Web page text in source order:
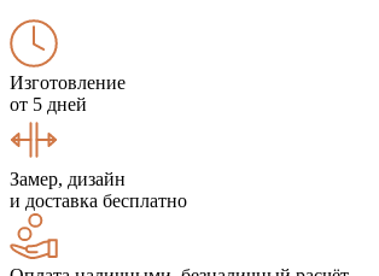
Изготовление
от 5 дней
Замер, дизайн
и доставка бесплатно